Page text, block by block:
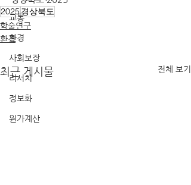
교통
환경
사회보장
리서치
정보화
원가계산
2025경상북도
학술연구
환경
최근 게시물 전체 보기